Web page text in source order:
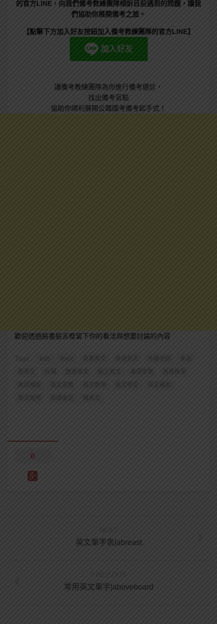
的官方LINE，向我們備考教練團隊傾訴目前遇到的問題，讓我
們協助你展開備考之旅。
【點擊下方加入好友按鈕加入備考教練團隊的官方LINE】
讓備考教練團隊為你進行備考健診，
找出備考盲點
協助你順利展開公職國考備考起手式！
歡迎透過臉書臉言框留下你的看法與想要討論的內容
Tags: Ielts Toeic 商業英文 商用英文 外籍老師
多益
學英文
托福 旅遊英文 線上英文 美語家教
美語教學
美語補習
英文家教 英文教學 英文檢定
英文補習
英文進修
英語會話 補英文
0
NEXT
英文單字表|abreast
PREVIOUS
常用英文單字|aboveboard